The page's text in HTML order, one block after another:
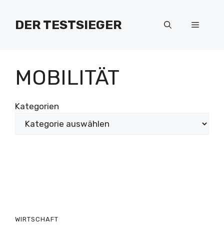
Inhalt
springenDER TESTSIEGER Menü
MOBILITÄT
Kategorien
WIRTSCHAFT